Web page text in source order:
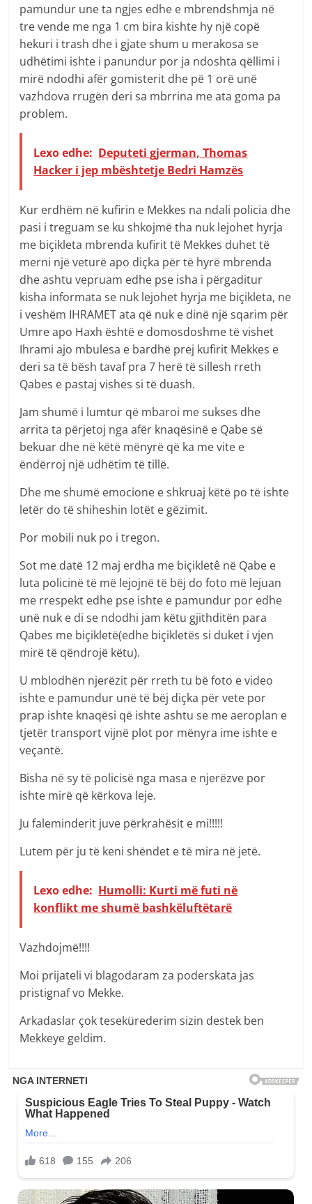
pamundur une ta ngjes edhe e mbrendshmja në
tre vende me nga 1 cm bira kishte hy një copë
hekuri i trash dhe i gjate shum u merakosa se
udhëtimi ishte i panundur por ja ndoshta qëllimi i
mirë ndodhi afër gomisterit dhe pë 1 orë unë
vazhdova rrugën deri sa mbrrina me ata goma pa
problem.
Lexo edhe: Deputeti gjerman, Thomas
Hacker i jep mbështetje Bedri Hamzës
Kur erdhëm në kufirin e Mekkes na ndali policia dhe
pasi i treguam se ku shkojmë tha nuk lejohet hyrja
me biçikleta mbrenda kufirit të Mekkes duhet të
merni një veturë apo diçka për të hyrë mbrenda
dhe ashtu vepruam edhe pse isha i përgaditur
kisha informata se nuk lejohet hyrja me biçikleta, ne
i veshëm IHRAMET ata që nuk e dinë një sqarim për
Umre apo Haxh është e domosdoshme të vishet
Ihrami ajo mbulesa e bardhë prej kufirit Mekkes e
deri sa të bësh tavaf pra 7 herë të sillesh rreth
Qabes e pastaj vishes si të duash.
Jam shumë i lumtur që mbaroi me sukses dhe
arrita ta përjetoj nga afër knaqësinë e Qabe së
bekuar dhe në këtë mënyrë që ka me vite e
ëndërroj një udhëtim të tillë.
Dhe me shumë emocione e shkruaj këtë po të ishte
letër do të shiheshin lotët e gëzimit.
Por mobili nuk po i tregon.
Sot me datë 12 maj erdha me biçikletê në Qabe e
luta policinë të më lejojnë të bëj do foto më lejuan
me rrespekt edhe pse ishte e pamundur por edhe
unë nuk e di se ndodhi jam këtu gjithditën para
Qabes me biçikletë(edhe biçikletës si duket i vjen
mirë të qëndrojë këtu).
U mblodhën njerëzit për rreth tu bë foto e video
ishte e pamundur unë të bëj diçka për vete por
prap ishte knaqësi që ishte ashtu se me aeroplan e
tjetër transport vijnë plot por mënyra ime ishte e
veçantë.
Bisha në sy të policisë nga masa e njerëzve por
ishte mirë që kërkova leje.
Ju faleminderit juve përkrahësit e mi!!!!!
Lutem për ju të keni shëndet e të mira në jetë.
Lexo edhe: Humolli: Kurti më futi në
konflikt me shumë bashkëluftëtarë
Vazhdojmë!!!!
Moi prijateli vi blagodaram za poderskata jas
pristignaf vo Mekke.
Arkadaslar çok tesekürederim sizin destek ben
Mekkeye geldim.